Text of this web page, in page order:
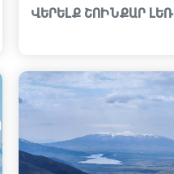
ՎԵՐԵԼՔ ՇՈԻՆՔԱՐ ԼԵՌ